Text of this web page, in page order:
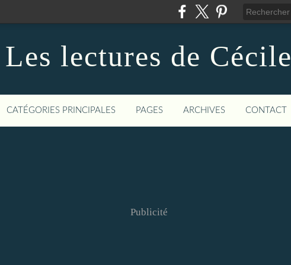
Les lectures de Cécile
CATÉGORIES PRINCIPALES PAGES ARCHIVES CONTACT
Publicité